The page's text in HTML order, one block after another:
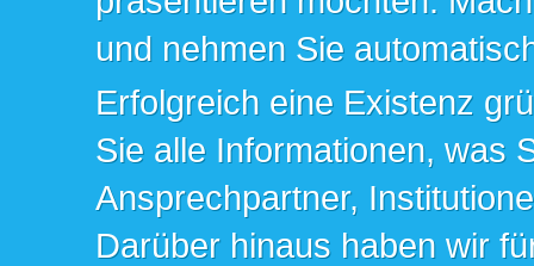
und nehmen Sie
Erfolgreich eine Existenz
Sie alle Informationen, was
Ansprechpartner,
Darüber hinaus haben wir